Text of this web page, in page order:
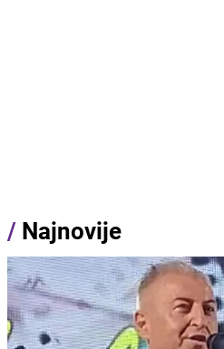
/ Najnovije